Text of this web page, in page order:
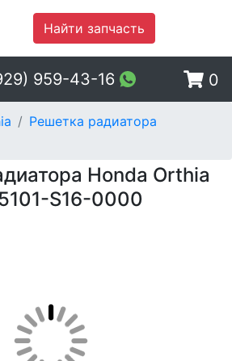
Найти запчасть
959-43-16 0
Решетка радиатора
Honda Orthia
S16-0000